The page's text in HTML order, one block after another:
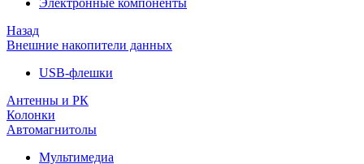
Электронные компоненты
Назад
Внешние накопители данных
USB-флешки
Антенны и РК
Колонки
Автомагнитолы
Мультимедиа